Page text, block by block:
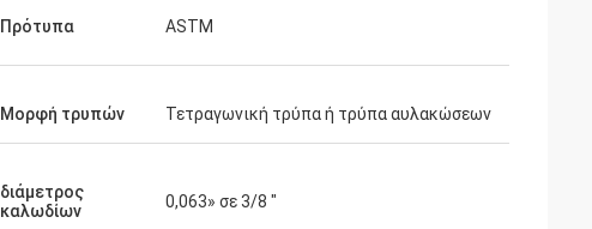
Πρότυπα ASTM
Μορφή τρυπών Τετραγωνική τρύπα ή τρύπα αυλακώσεων
διάμετρος
καλωδίων
0,063» σε 3/8 ″